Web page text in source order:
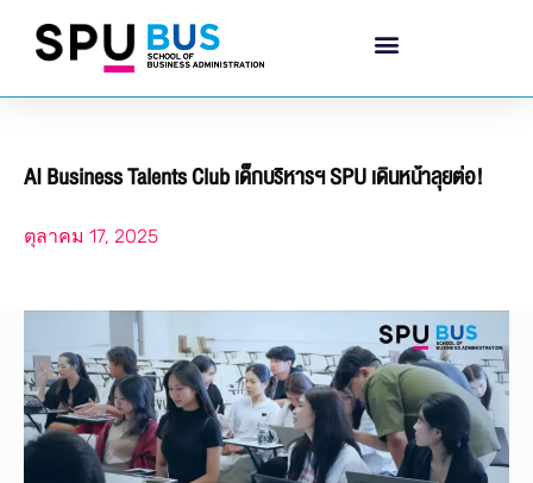
AI Business Talents Club เด็กบริหารฯ SPU เดินหน้าลุยต่อ!
ตุลาคม 17, 2025